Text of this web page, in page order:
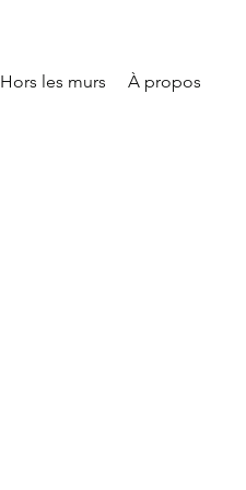
Hors les murs À propos